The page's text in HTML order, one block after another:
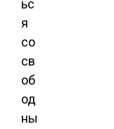
ьс
я
со
св
об
од
ны